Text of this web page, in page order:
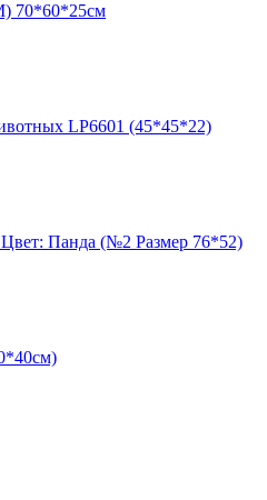
70*60*25см
LP6601 (45*45*22)
Панда (№2 Размер 76*52)